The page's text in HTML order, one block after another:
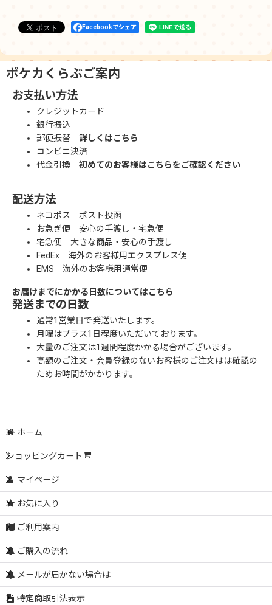
Facebookでシェア
ポケカくらぶご案内
お支払い方法
クレジットカード
銀行振込
郵便振替 詳しくはこちら
コンビニ決済
代金引換 初めてのお客様はこちらをご確認ください
配送方法
ネコポス ポスト投函
お急ぎ便 安心の手渡し・宅急便
宅急便 大きな商品・安心の手渡し
FedEx 海外のお客様用エクスプレス便
EMS 海外のお客様用通常便
お届けまでにかかる日数についてはこちら
発送までの日数
通常1営業日で発送いたします。
月曜はプラス1日程度いただいております。
大量のご注文は1週間程度かかる場合がございます。
高額のご注文・会員登録のないお客様のご注文はは確認の
ためお時間がかかります。
ホーム
ショッピングカート
マイページ
お気に入り
ご利用案内
ご購入の流れ
メールが届かない場合は
特定商取引法表示